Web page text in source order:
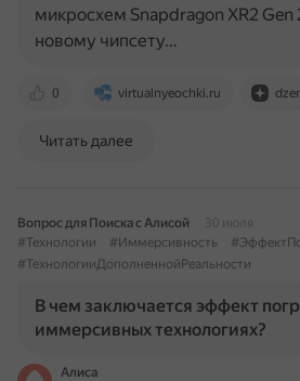
0 virtualnyeochki.ru
микросхем Snapdragon XR2 Gen
новому чипсету…
Читать далее
Вопрос для Поиска с Алисой
30 июля
#Технологии
#Иммерсивность
#ТехнологииДополненнойРеальности
В чем заключается эффект
иммерсивных технологиях?
Алиса